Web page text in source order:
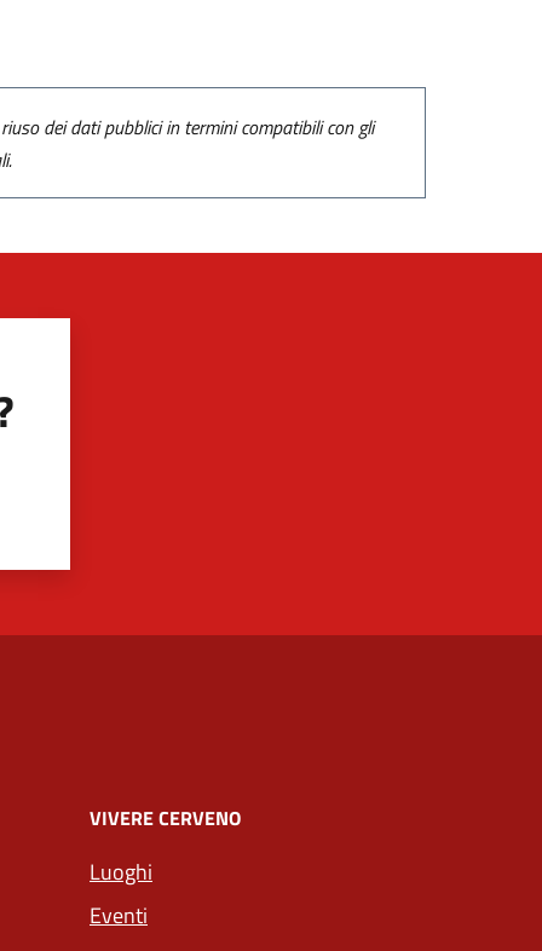
dei dati pubblici in termini compatibili con gli
VIVERE CERVENO
Luoghi
Eventi